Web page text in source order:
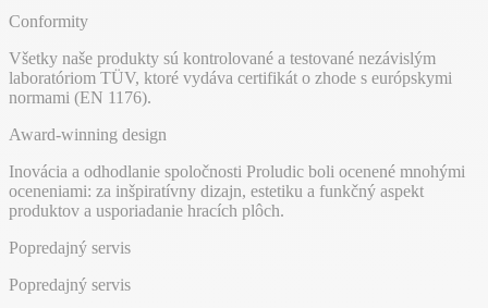
Conformity
Všetky naše produkty sú kontrolované a testované nezávislým
laboratóriom TÜV, ktoré vydáva certifikát o zhode s európskymi
normami (EN 1176).
Award-winning design
Inovácia a odhodlanie spoločnosti Proludic boli ocenené mnohými
oceneniami: za inšpiratívny dizajn, estetiku a funkčný aspekt
produktov a usporiadanie hracích plôch.
Popredajný servis
Popredajný servis